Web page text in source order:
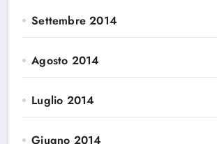
Settembre 2014
Agosto 2014
Luglio 2014
Giugno 2014